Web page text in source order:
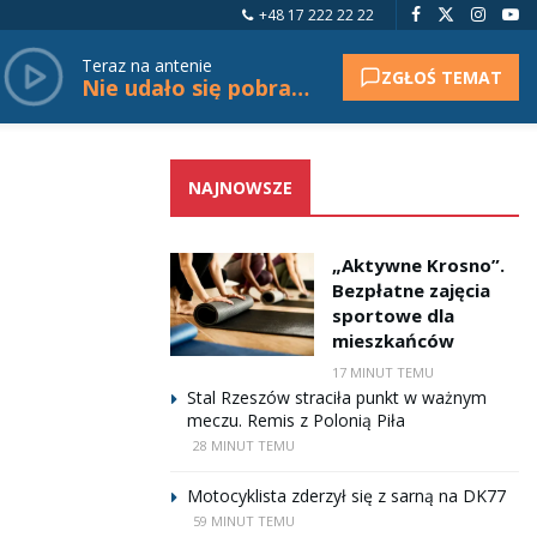
+48 17 222 22 22
Teraz na antenie
Nie udało się pobrać tytułu. ZGŁOŚ TEMAT
NAJNOWSZE
„Aktywne Krosno”.
Bezpłatne zajęcia
sportowe dla
mieszkańców
17 MINUT TEMU
Stal Rzeszów straciła punkt w ważnym
meczu. Remis z Polonią Piła
28 MINUT TEMU
Motocyklista zderzył się z sarną na DK77
59 MINUT TEMU